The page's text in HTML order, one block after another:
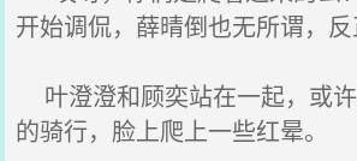
开始调侃，薛晴倒也无所谓，反
叶澄澄和顾奕站在一起，或
的骑行，脸上爬上一些红晕。